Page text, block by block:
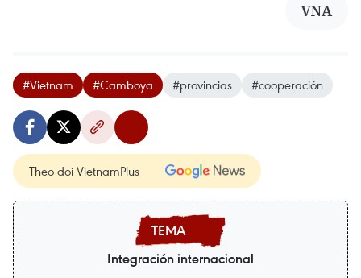
VNA
#Vietnam #Camboya #provincias #cooperación
Theo dõi VietnamPlus
Integración internacional